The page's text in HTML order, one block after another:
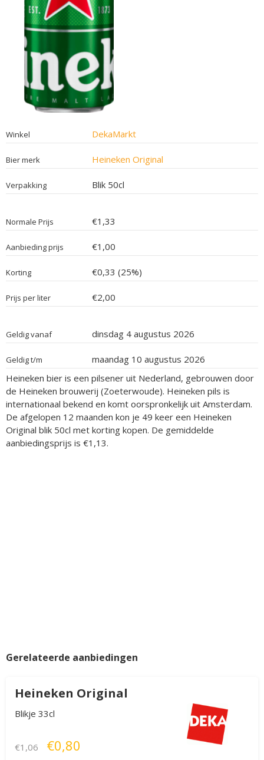
Winkel DekaMarkt
Bier merk Heineken Original
Verpakking Blik 50cl
Normale Prijs €1,33
Aanbieding prijs €1,00
Korting €0,33 (25%)
Prijs per liter €2,00
Geldig vanaf dinsdag 4 augustus 2026
Geldig t/m
maandag 10 augustus 2026
Heineken bier is een pilsener uit Nederland, gebrouwen door
de Heineken brouwerij (Zoeterwoude). Heineken pils is
internationaal bekend en komt oorspronkelijk uit Amsterdam.
De afgelopen 12 maanden kon je 49 keer een Heineken
Original blik 50cl met korting kopen. De gemiddelde
aanbiedingsprijs is €1,13.
Gerelateerde aanbiedingen
Heineken Original
Blikje 33cl
€1,06 €0,80